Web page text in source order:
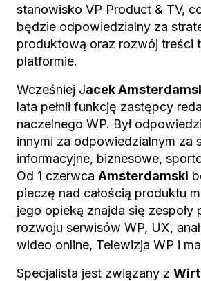
stanowisko VP Product & TV,
będzie odpowiedzialny za
produktową oraz rozwój treści
platformie.
Wcześniej Jacek
lata pełnił funkcję zastępcy
naczelnego WP. Był
innymi za odpowiedzialnym za
informacyjne, biznesowe,
Od 1 czerwca Amsterdamski
pieczę nad całością produktu
jego opieką znajda się zespoły
rozwoju serwisów WP, UX,
wideo online, Telewizja WP i
Specjalista jest związany z